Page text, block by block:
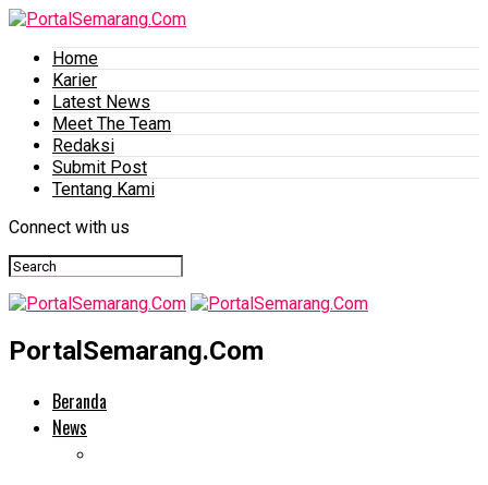
Home
Karier
Latest News
Meet The Team
Redaksi
Submit Post
Tentang Kami
Connect with us
PortalSemarang.Com
Beranda
News